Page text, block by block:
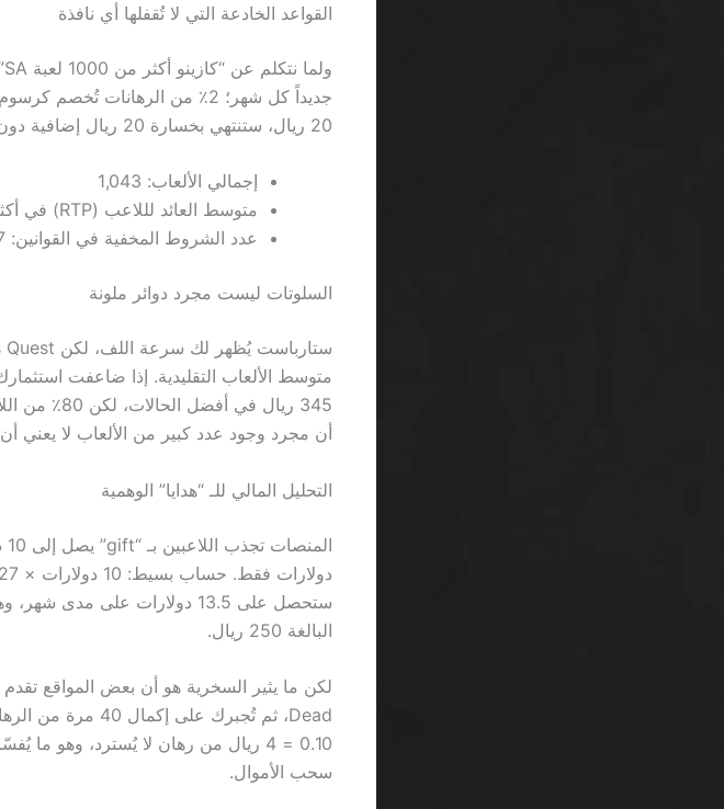
القواعد الخادعة التي لا تُقفلها أي نافذة
20 ريال، ستنتهي بخسارة 20 ريال إضافية دون أن تعرف أين ذهبت.
إجمالي الألعاب: 1,043
متوسط العائد لللاعب (RTP) في أكثر 5 ألعاب: 95.2٪
عدد الشروط المخفية في القوانين: 7
السلوتات ليست مجرد دوائر ملونة
أن مجرد وجود عدد كبير من الألعاب لا يعني
التحليل المالي للـ “هدايا” الوهمية
البالغة 250 ريال.
سحب الأموال.